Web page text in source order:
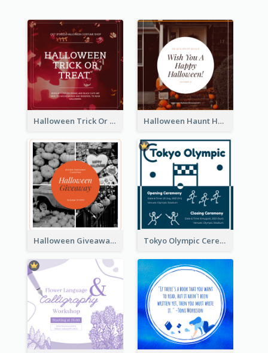
Halloween Trick Or Treat Instagram Post Halloween Haunt House Instagram Post
Halloween Giveaway Instagram Post Tokyo Olympic Ceremony Instagram Post